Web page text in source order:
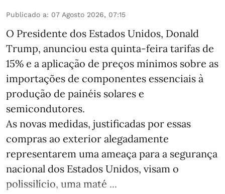
Publicado a: 07 Agosto 2026, 07:15
O Presidente dos Estados Unidos, Donald
Trump, anunciou esta quinta-feira tarifas de
15% e a aplicação de preços mínimos sobre as
importações de componentes essenciais à
produção de painéis solares e
semicondutores.
As novas medidas, justificadas por essas
compras ao exterior alegadamente
representarem uma ameaça para a segurança
nacional dos Estados Unidos, visam o
polissilício, uma maté ...